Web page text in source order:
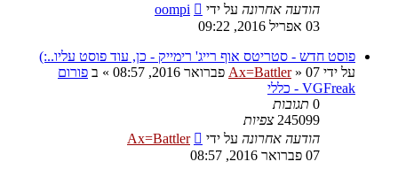
הודעה אחרונה על ידי
oompi
03 אפריל 2016, 09:22
פוסט חדש - סטריטס אוף רייג' רימייק - כן, עוד פוסט עליו..:)
על ידי
Ax=Battler» 07 פברואר 2016, 08:57 » ב פורום
VGFreak - כללי
0 תגובות
245099 צפיות
הודעה אחרונה על ידי
Ax=Battler
07 פברואר 2016, 08:57